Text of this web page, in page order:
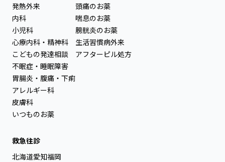
発熱外来
内科
小児科
心療内科・精神科
こどもの発達相談
不眠症・睡眠障害
胃腸炎・腹痛・下痢
アレルギー科
皮膚科
いつものお薬
頭痛のお薬
喘息のお薬
膀胱炎のお薬
生活習慣病外来
アフターピル処方
救急往診
北海道愛知福岡